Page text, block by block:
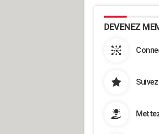
DEVENEZ